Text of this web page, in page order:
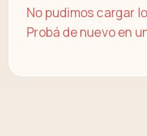
No pudimos cargar
Probá de nuevo en